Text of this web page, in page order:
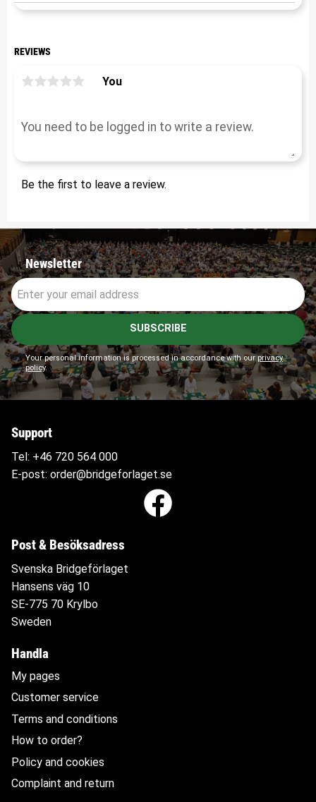
REVIEWS
You
Be the first to leave a review.
Newsletter
SUBSCRIBE
Your personal information is processed in accordance with ourprivacy
policy.
Support
Tel: +46 720 564 000
E-post: order@bridgeforlaget.se
Post & Besöksadress
Svenska Bridgeförlaget
Hansens väg 10
SE-775 70 Krylbo
Sweden
Handla
My pages
Customer service
Terms and conditions
How to order?
Policy and cookies
Complaint and return